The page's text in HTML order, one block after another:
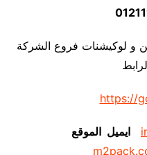
و لوكيشنات فروع الشركة
https://
ايميل الموقع